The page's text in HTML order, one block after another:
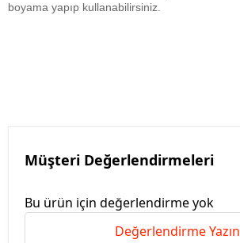
boyama yapıp kullanabilirsiniz.
Müşteri Değerlendirmeleri
Bu ürün için değerlendirme yok
Değerlendirme Yazın